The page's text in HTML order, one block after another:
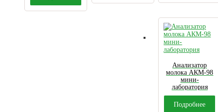
Анализатор
молока АКМ-98
мини-
лаборатория
Подробнее